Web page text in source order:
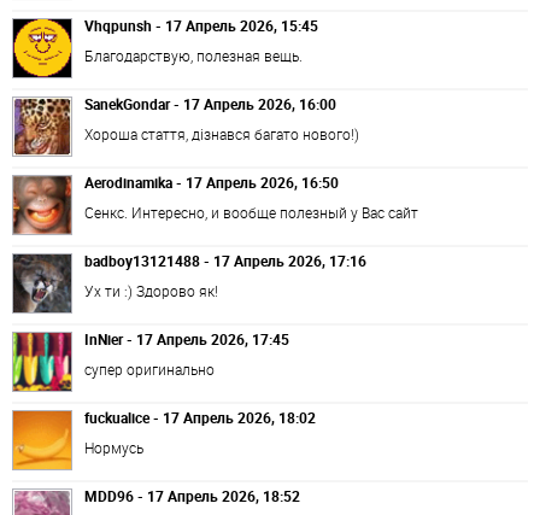
Vhqpunsh - 17 Апрель 2026, 15:45
Благодарствую, полезная вещь.
SanekGondar - 17 Апрель 2026, 16:00
Хороша стаття, дізнався багато нового!)
Aerodinamika - 17 Апрель 2026, 16:50
Сенкс. Интересно, и вообще полезный у Вас сайт
badboy13121488 - 17 Апрель 2026, 17:16
Ух ти :) Здорово як!
InNier - 17 Апрель 2026, 17:45
супер оригинально
fuckualice - 17 Апрель 2026, 18:02
Нормусь
MDD96 - 17 Апрель 2026, 18:52